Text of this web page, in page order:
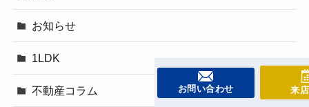
お知らせ
1LDK
不動産コラム お問い合わせ 来